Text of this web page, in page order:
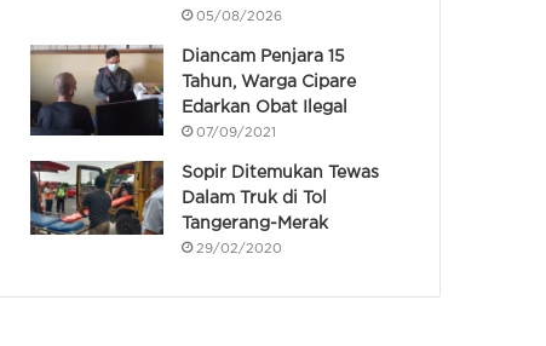
05/08/2026
Diancam Penjara 15
Tahun, Warga Cipare
Edarkan Obat Ilegal
07/09/2021
Sopir Ditemukan Tewas
Dalam Truk di Tol
Tangerang-Merak
29/02/2020